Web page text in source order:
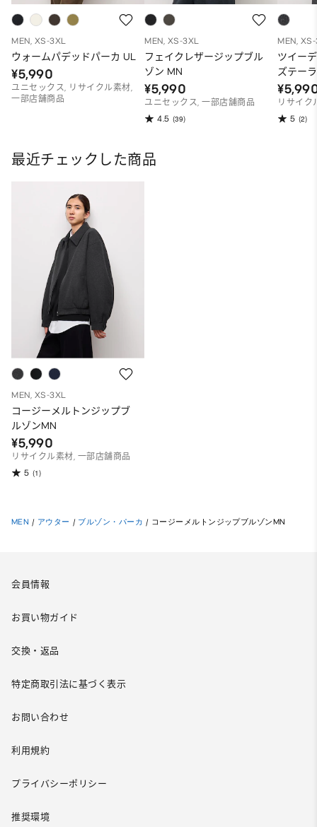
MEN, XS-3XL
ウォームパデッドパーカ UL
¥5,990
ユニセックス, リサイクル素材,
一部店舗商品
MEN, XS-3XL
フェイクレザージップブル
ゾン MN
¥5,990
ユニセックス, 一部店舗商品
4.5 (39)
MEN,
ツイー
ズテー
リサイク
5 (2)
最近チェックした商品
MEN, XS-3XL
コージーメルトンジップブ
ルゾンMN
¥5,990
リサイクル素材, 一部店舗商品
5 (1)
MEN / アウター / ブルゾン・パーカ / コージーメルトンジップブルゾンMN
会員情報
お買い物ガイド
交換・返品
特定商取引法に基づく表示
お問い合わせ
利用規約
プライバシーポリシー
推奨環境